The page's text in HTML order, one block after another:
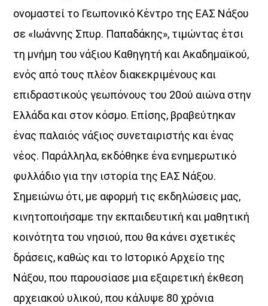
ονομαστεί το Γεωπονικό Κέντρο της ΕΑΣ Νάξου
σε «Ιωάννης Σπυρ. Παπαδάκης», τιμώντας έτσι
τη μνήμη του νάξιου Καθηγητή και Ακαδημαϊκού,
ενός από τους πλέον διακεκριμένους και
επιδραστικούς γεωπόνους του 20ού αιώνα στην
Ελλάδα και στον κόσμο. Επίσης, βραβεύτηκαν
ένας παλαιός νάξιος συνεταιριστής και ένας
νέος. Παράλληλα, εκδόθηκε ένα ενημερωτικό
φυλλάδιο για την ιστορία της ΕΑΣ Νάξου.
Σημειώνω ότι, με αφορμή τις εκδηλώσεις μας,
κινητοποιήσαμε την εκπαιδευτική και μαθητική
κοινότητα του νησιού, που θα κάνει σχετικές
δράσεις, καθώς και το Ιστορικό Αρχείο της
Νάξου, που παρουσίασε μια εξαιρετική έκθεση
αρχειακού υλικού, που κάλυψε 80 χρόνια